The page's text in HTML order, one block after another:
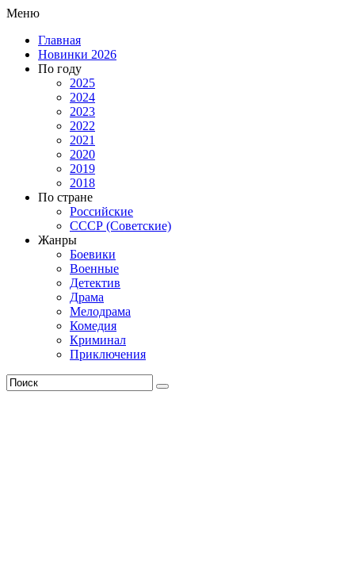
Меню
Главная
Новинки 2026
По году
2025
2024
2023
2022
2021
2020
2019
2018
По стране
Российские
СССР (Советские)
Жанры
Боевики
Военные
Детектив
Драма
Мелодрама
Комедия
Криминал
Приключения